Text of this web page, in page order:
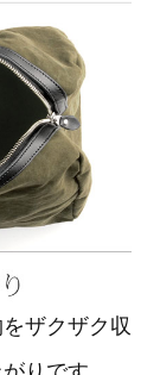
ザクザク収